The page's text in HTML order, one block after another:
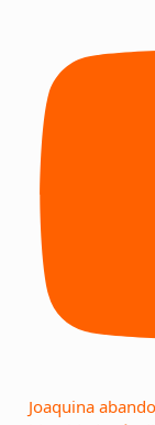
Joaquina